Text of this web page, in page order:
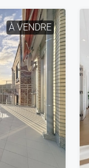
À VENDRE